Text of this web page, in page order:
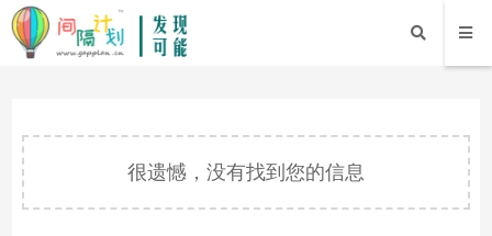
很遗憾，没有找到您的信息